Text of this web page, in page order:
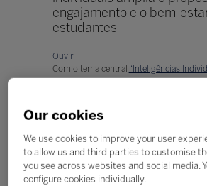
engajamento e o bem-
estudantes
Ouvir
Com o tema central “Inteligências
maior evento de Inovação e Tecnologia
da América Latina, chega à sua 31ª
maio de 2026, no Expo Center Norte,
Para aprofundar o macrotema, o Bett
uma série de quatro matérias
que estruturam a programação do
Our cookies
We use cookies to improve your user
to allow us and third parties to customise
you see across websites and social media.
configure cookies individually.